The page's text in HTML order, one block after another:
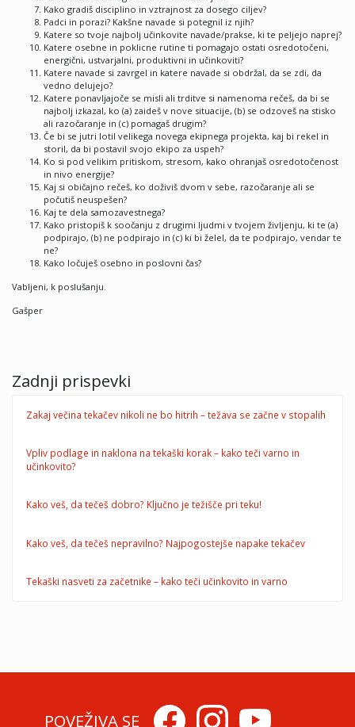
Kako gradiš disciplino in vztrajnost za dosego ciljev?
Padci in porazi? Kakšne navade si potegnil iz njih?
Katere so tvoje najbolj učinkovite navade/prakse, ki te peljejo naprej?
Katere osebne in poklicne rutine ti pomagajo ostati osredotočeni,
energični, ustvarjalni, produktivni in učinkoviti?
Katere navade si zavrgel in katere navade si obdržal, da se zdi, da
vedno delujejo?
Katere ponavljajoče se misli ali trditve si namenoma rečeš, da bi se
najbolj izkazal, ko (a) zaideš v nove situacije, (b) se odzoveš na stisko
ali razočaranje in (c) pomagaš drugim?
Če bi se jutri lotil velikega novega ekipnega projekta, kaj bi rekel in
storil, da bi postavil svojo ekipo za uspeh?
Ko si pod velikim pritiskom, stresom, kako ohranjaš osredotočenost
in nivo energije?
Kaj si običajno rečeš, ko doživiš dvom v sebe, razočaranje ali se
počutiš neuspešen?
Kaj te dela samozavestnega?
Kako pristopiš k soočanju z drugimi ljudmi v tvojem življenju, ki te (a)
podpirajo, (b) ne podpirajo in (c) ki bi želel, da te podpirajo, vendar te
ne?
Kako ločuješ osebno in poslovni čas?
Vabljeni, k poslušanju.
Gašper
Zadnji prispevki
Zakaj večina tekačev nikoli ne bo hitrih – težava se začne v stopalih
Vpliv podlage in naklona na tekaški korak – kako teči varno in
učinkovito?
Kako veš, da tečeš dobro? Ključno je težišče pri teku!
Kako veš, da tečeš nepravilno? Najpogostejše napake tekačev
Tekaški nasveti za začetnike – kako teči učinkovito in varno
POVEŽIVA SE